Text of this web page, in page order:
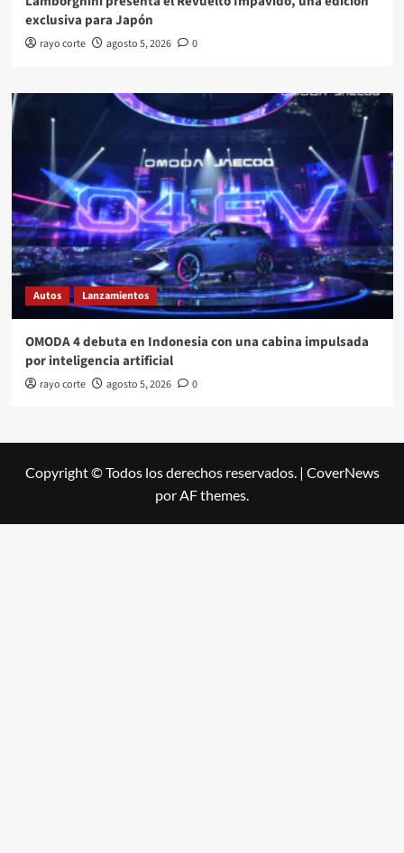
exclusiva para Japón
rayo corte agosto 5, 2026 0
Autos Lanzamientos
OMODA 4 debuta en Indonesia con una cabina impulsada
por inteligencia artificial
rayo corte agosto 5, 2026 0
Copyright © Todos los derechos reservados. | CoverNews
por AF themes.